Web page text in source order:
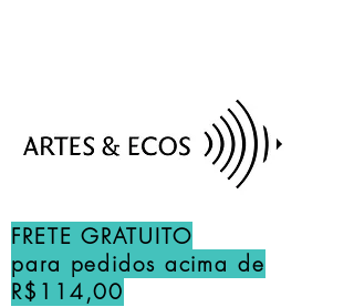
FRETE GRATUITO
para pedidos acima de
R$114,00